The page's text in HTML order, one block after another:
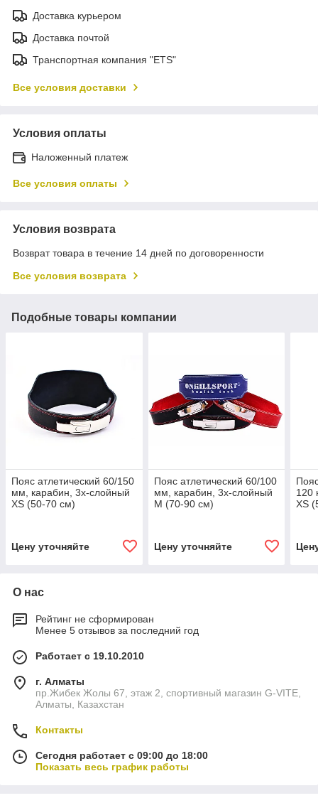
Доставка курьером
Доставка почтой
Транспортная компания "ETS"
Все условия доставки
Условия оплаты
Наложенный платеж
Все условия оплаты
Условия возврата
Возврат товара в течение 14 дней по договоренности
Все условия возврата
Подобные товары компании
Пояс атлетический 60/150
мм, карабин, 3х-слойный
XS (50-70 см)
Цену уточняйте
Пояс атлетический 60/100
мм, карабин, 3х-слойный
M (70-90 см)
Цену уточняйте
120
XS
О нас
Рейтинг не сформирован
Менее 5 отзывов за последний год
Работает с 19.10.2010
г. Алматы
пр.Жибек Жолы 67, этаж 2, спортивный магазин G-VITE,
Алматы, Казахстан
Контакты
Сегодня работает с 09:00 до 18:00
Показать весь график работы